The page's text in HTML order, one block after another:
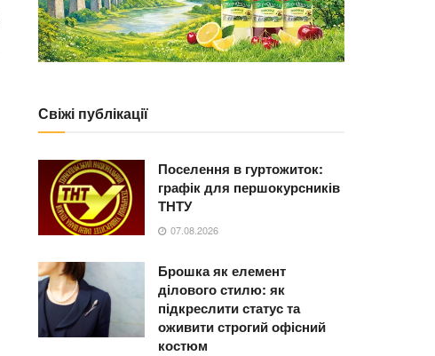
Свіжі публікації
Поселення в гуртожиток:
графік для першокурсників
ТНТУ
07.08.2026
Брошка як елемент
ділового стилю: як
підкреслити статус та
оживити строгий офісний
костюм